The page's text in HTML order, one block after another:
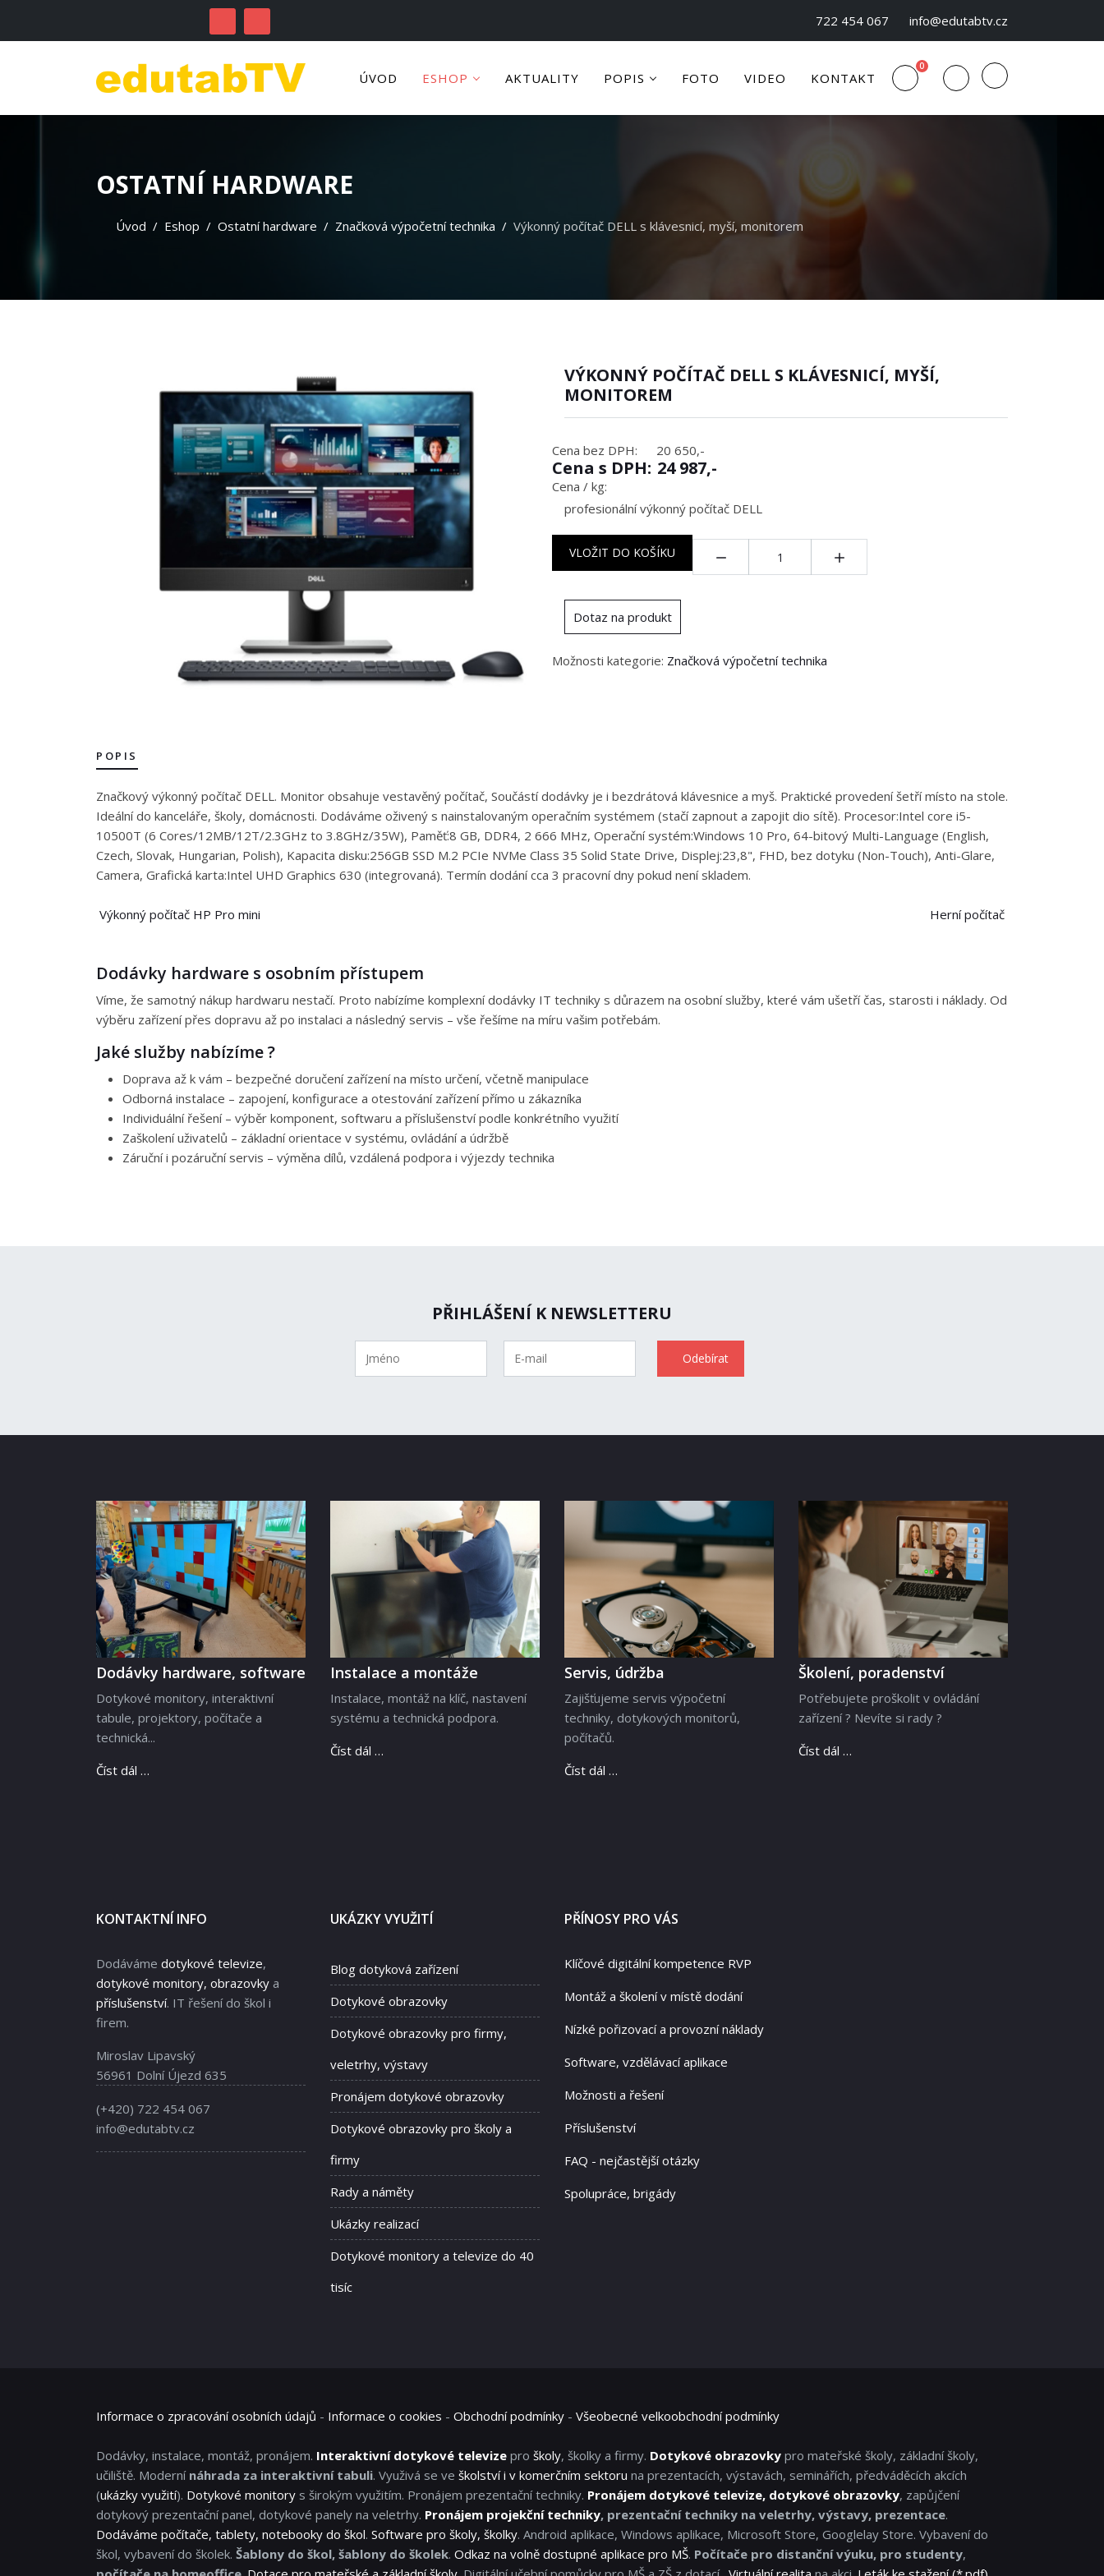
722 454 067 info@edutabtv.cz
0
ÚVOD ESHOP AKTUALITY POPIS FOTO VIDEO KONTAKT
OSTATNÍ HARDWARE
Úvod Eshop Ostatní hardware Značková výpočetní technika Výkonný počítač DELL s klávesnicí, myší, monitorem
VÝKONNÝ POČÍTAČ DELL S KLÁVESNICÍ, MYŠÍ,
MONITOREM
Cena bez DPH: 20 650,-
Cena s DPH: 24 987,-
Cena / kg:
profesionální výkonný počítač DELL
VLOŽIT DO KOŠÍKU
Dotaz na produkt
Možnosti kategorie: Značková výpočetní technika
POPIS
Značkový výkonný počítač DELL. Monitor obsahuje vestavěný počítač, Součástí dodávky je i bezdrátová klávesnice a myš. Praktické provedení šetří místo na stole.
Ideální do kanceláře, školy, domácnosti. Dodáváme oživený s nainstalovaným operačním systémem (stačí zapnout a zapojit dio sítě). Procesor:Intel core i5-
10500T (6 Cores/12MB/12T/2.3GHz to 3.8GHz/35W), Paměť:8 GB, DDR4, 2 666 MHz, Operační systém:Windows 10 Pro, 64-bitový Multi-Language (English,
Czech, Slovak, Hungarian, Polish), Kapacita disku:256GB SSD M.2 PCIe NVMe Class 35 Solid State Drive, Displej:23,8", FHD, bez dotyku (Non-Touch), Anti-Glare,
Camera, Grafická karta:Intel UHD Graphics 630 (integrovaná). Termín dodání cca 3 pracovní dny pokud není skladem.
Výkonný počítač HP Pro mini Herní počítač
Dodávky hardware s osobním přístupem
Víme, že samotný nákup hardwaru nestačí. Proto nabízíme komplexní dodávky IT techniky s důrazem na osobní služby, které vám ušetří čas, starosti i náklady. Od
výběru zařízení přes dopravu až po instalaci a následný servis – vše řešíme na míru vašim potřebám.
Jaké služby nabízíme ?
Doprava až k vám – bezpečné doručení zařízení na místo určení, včetně manipulace
Odborná instalace – zapojení, konfigurace a otestování zařízení přímo u zákazníka
Individuální řešení – výběr komponent, softwaru a příslušenství podle konkrétního využití
Zaškolení uživatelů – základní orientace v systému, ovládání a údržbě
Záruční i pozáruční servis – výměna dílů, vzdálená podpora i výjezdy technika
PŘIHLÁŠENÍ K NEWSLETTERU
Dodávky hardware, software
Dotykové monitory, interaktivní
tabule, projektory, počítače a
technická...
Číst dál …
Instalace a montáže
Instalace, montáž na klíč, nastavení
systému a technická podpora.
Číst dál …
Servis, údržba
Zajišťujeme servis výpočetní
techniky, dotykových monitorů,
počítačů.
Číst dál …
Školení, poradenství
Potřebujete proškolit v ovládání
zařízení ? Nevíte si rady ?
Číst dál …
KONTAKTNÍ INFO
Dodáváme dotykové televize,
dotykové monitory, obrazovky a
příslušenství. IT řešení do škol i
firem.
Miroslav Lipavský
56961 Dolní Újezd 635
(+420) 722 454 067
info@edutabtv.cz
UKÁZKY VYUŽITÍ
Blog dotyková zařízení
Dotykové obrazovky
Dotykové obrazovky pro firmy,
veletrhy, výstavy
Pronájem dotykové obrazovky
Dotykové obrazovky pro školy a
firmy
Rady a náměty
Ukázky realizací
Dotykové monitory a televize do 40
tisíc
PŘÍNOSY PRO VÁS
Klíčové digitální kompetence RVP
Montáž a školení v místě dodání
Nízké pořizovací a provozní náklady
Software, vzdělávací aplikace
Možnosti a řešení
Příslušenství
FAQ - nejčastější otázky
Spolupráce, brigády
Informace o zpracování osobních údajů - Informace o cookies - Obchodní podmínky - Všeobecné velkoobchodní podmínky
Dodávky, instalace, montáž, pronájem. Interaktivní dotykové televize pro školy, školky a firmy. Dotykové obrazovky pro mateřské školy, základní školy,
učiliště. Moderní náhrada za interaktivní tabuli. Využivá se ve školství i v komerčním sektoru na prezentacích, výstavách, seminářích, předváděcích akcích
(ukázky využití). Dotykové monitory s širokým využitím. Pronájem prezentační techniky. Pronájem dotykové televize, dotykové obrazovky, zapůjčení
dotykový prezentační panel, dotykové panely na veletrhy. Pronájem projekční techniky, prezentační techniky na veletrhy, výstavy, prezentace.
Dodáváme počítače, tablety, notebooky do škol. Software pro školy, školky. Android aplikace, Windows aplikace, Microsoft Store, Googlelay Store. Vybavení do
škol, vybavení do školek. Šablony do škol, šablony do školek. Odkaz na volně dostupné aplikace pro MŠ. Počítače pro distanční výuku, pro studenty,